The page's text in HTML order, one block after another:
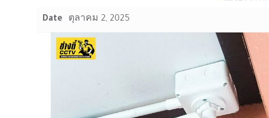
Date ตุลาคม 2, 2025